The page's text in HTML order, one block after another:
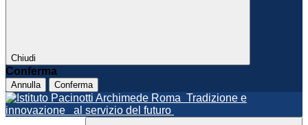
Chiudi
Conferma
Annulla Conferma
Roma Tradizione e
innovazione
al servizio del futuro